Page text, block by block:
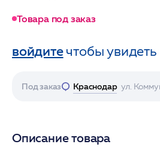
Товара под заказ
войдитечтобы
Под заказ Краснодар ул.
Описание товара